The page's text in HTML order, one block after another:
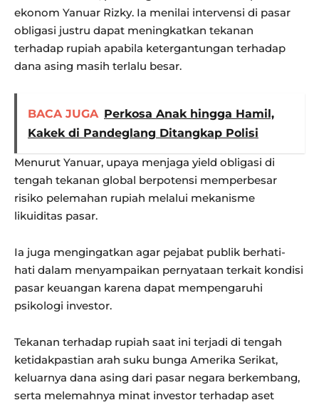
ekonom Yanuar Rizky. Ia menilai intervensi di pasar
obligasi justru dapat meningkatkan tekanan
terhadap rupiah apabila ketergantungan terhadap
dana asing masih terlalu besar.
BACA JUGA Perkosa Anak hingga Hamil,
Kakek di Pandeglang Ditangkap Polisi
Menurut Yanuar, upaya menjaga yield obligasi di
tengah tekanan global berpotensi memperbesar
risiko pelemahan rupiah melalui mekanisme
likuiditas pasar.
Ia juga mengingatkan agar pejabat publik berhati-
hati dalam menyampaikan pernyataan terkait kondisi
pasar keuangan karena dapat mempengaruhi
psikologi investor.
Tekanan terhadap rupiah saat ini terjadi di tengah
ketidakpastian arah suku bunga Amerika Serikat,
keluarnya dana asing dari pasar negara berkembang,
serta melemahnya minat investor terhadap aset